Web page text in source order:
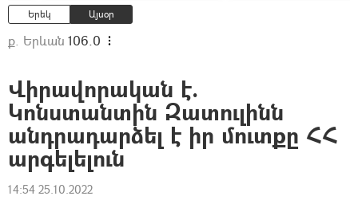
Երեկ Այսօր
ք. Երևան 106.0
Վիրավորական է.
Կոնստանտին Զատուլինն
անդրադարձել է իր մուտքը ՀՀ
արգելելուն
14:54 25.10.2022